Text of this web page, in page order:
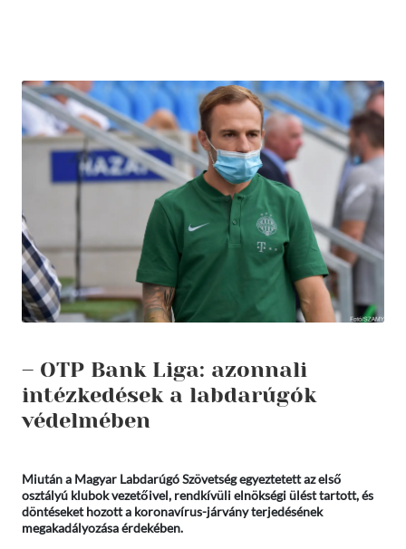
– OTP Bank Liga: azonnali
intézkedések a labdarúgók
védelmében
Miután a Magyar Labdarúgó Szövetség egyeztetett az első
osztályú klubok vezetőivel, rendkívüli elnökségi ülést tartott, és
döntéseket hozott a koronavírus-járvány terjedésének
megakadályozása érdekében.